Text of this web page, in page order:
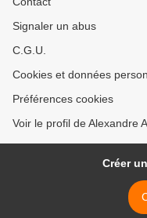
Signaler un abus
C.G.U.
Cookies et données
Préférences cookies
Voir le profil de Alexandre
Créer